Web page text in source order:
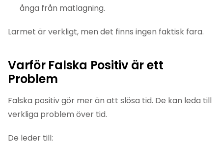
ånga från matlagning.
Larmet är verkligt, men det finns ingen faktisk fara.
Varför Falska Positiv är ett
Problem
Falska positiv gör mer än att slösa tid. De kan leda till
verkliga problem över tid.
De leder till: